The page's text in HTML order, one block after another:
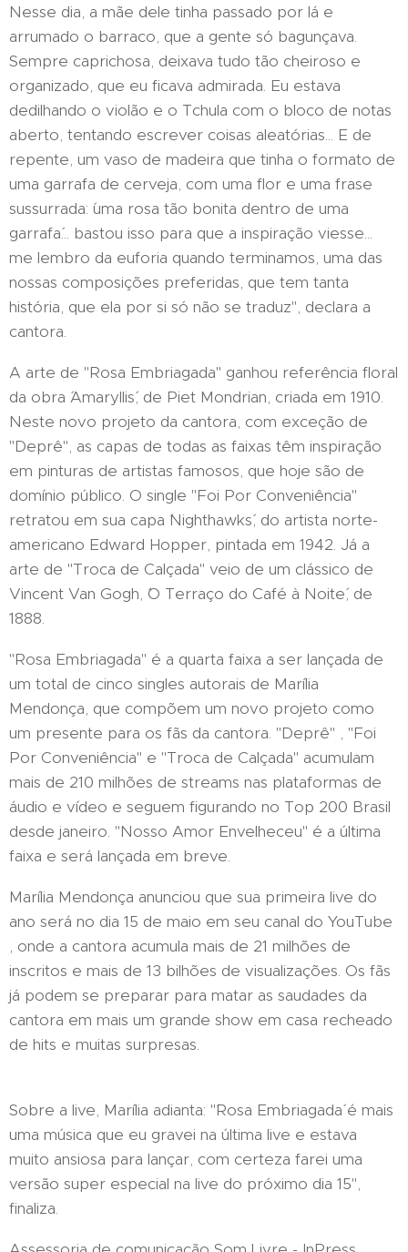
Nesse dia, a mãe dele tinha passado por lá e
arrumado o barraco, que a gente só bagunçava.
Sempre caprichosa, deixava tudo tão cheiroso e
organizado, que eu ficava admirada. Eu estava
dedilhando o violão e o Tchula com o bloco de notas
aberto, tentando escrever coisas aleatórias... E de
repente, um vaso de madeira que tinha o formato de
uma garrafa de cerveja, com uma flor e uma frase
sussurrada: ´uma rosa tão bonita dentro de uma
garrafa´... bastou isso para que a inspiração viesse...
me lembro da euforia quando terminamos, uma das
nossas composições preferidas, que tem tanta
história, que ela por si só não se traduz", declara a
cantora.
A arte de "Rosa Embriagada" ganhou referência floral
da obra ´Amaryllis´, de Piet Mondrian, criada em 1910.
Neste novo projeto da cantora, com exceção de
"Deprê", as capas de todas as faixas têm inspiração
em pinturas de artistas famosos, que hoje são de
domínio público. O single "Foi Por Conveniência"
retratou em sua capa ´Nighthawks´, do artista norte-
americano Edward Hopper, pintada em 1942. Já a
arte de "Troca de Calçada" veio de um clássico de
Vincent Van Gogh, ´O Terraço do Café à Noite´, de
1888.
"Rosa Embriagada" é a quarta faixa a ser lançada de
um total de cinco singles autorais de Marília
Mendonça, que compõem um novo projeto como
um presente para os fãs da cantora. "Deprê" , "Foi
Por Conveniência" e "Troca de Calçada" acumulam
mais de 210 milhões de streams nas plataformas de
áudio e vídeo e seguem figurando no Top 200 Brasil
desde janeiro. "Nosso Amor Envelheceu" é a última
faixa e será lançada em breve.
Marília Mendonça anunciou que sua primeira live do
ano será no dia 15 de maio em seu canal do YouTube
, onde a cantora acumula mais de 21 milhões de
inscritos e mais de 13 bilhões de visualizações. Os fãs
já podem se preparar para matar as saudades da
cantora em mais um grande show em casa recheado
de hits e muitas surpresas.
Sobre a live, Marília adianta: "´Rosa Embriagada´ é mais
uma música que eu gravei na última live e estava
muito ansiosa para lançar, com certeza farei uma
versão super especial na live do próximo dia 15",
finaliza.